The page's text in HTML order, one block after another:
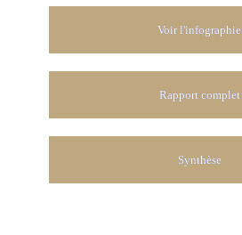
Voir l'infographie
Rapport complet
Synthèse